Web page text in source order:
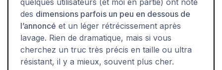
quelques utilisateurs (et moi en partie) ont noté
des dimensions parfois un peu en dessous de
l’annoncé et un léger rétrécissement après
lavage. Rien de dramatique, mais si vous
cherchez un truc très précis en taille ou ultra
résistant, il y a mieux, souvent plus cher.